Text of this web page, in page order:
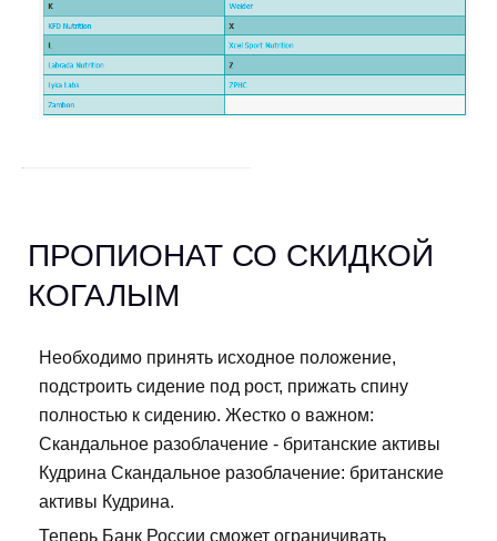
ПРОПИОНАТ СО СКИДКОЙ
КОГАЛЫМ
Необходимо принять исходное положение,
подстроить сидение под рост, прижать спину
полностью к сидению. Жестко о важном:
Скандальное разоблачение - британские активы
Кудрина Скандальное разоблачение: британские
активы Кудрина.
Теперь Банк России сможет ограничивать